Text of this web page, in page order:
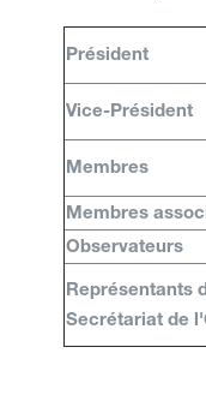
Président
Vice-Président
Membres
Membres
Observateurs
Représentants
Secrétariat de